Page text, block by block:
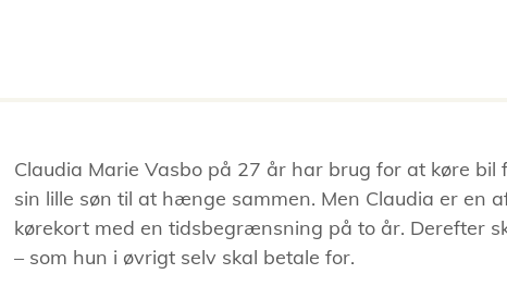
Claudia Marie Vasbo på 27 år har brug for at køre
sin lille søn til at hænge sammen. Men Claudia er en
kørekort med en tidsbegrænsning på to år. Derefter
– som hun i øvrigt selv skal betale for.